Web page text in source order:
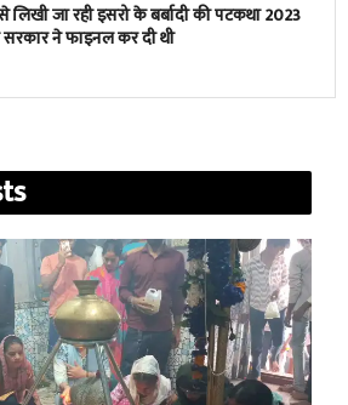
लिखी जा रही इसरो के बर्बादी की पटकथा 2023
सरकार ने फाइनल कर दी थी